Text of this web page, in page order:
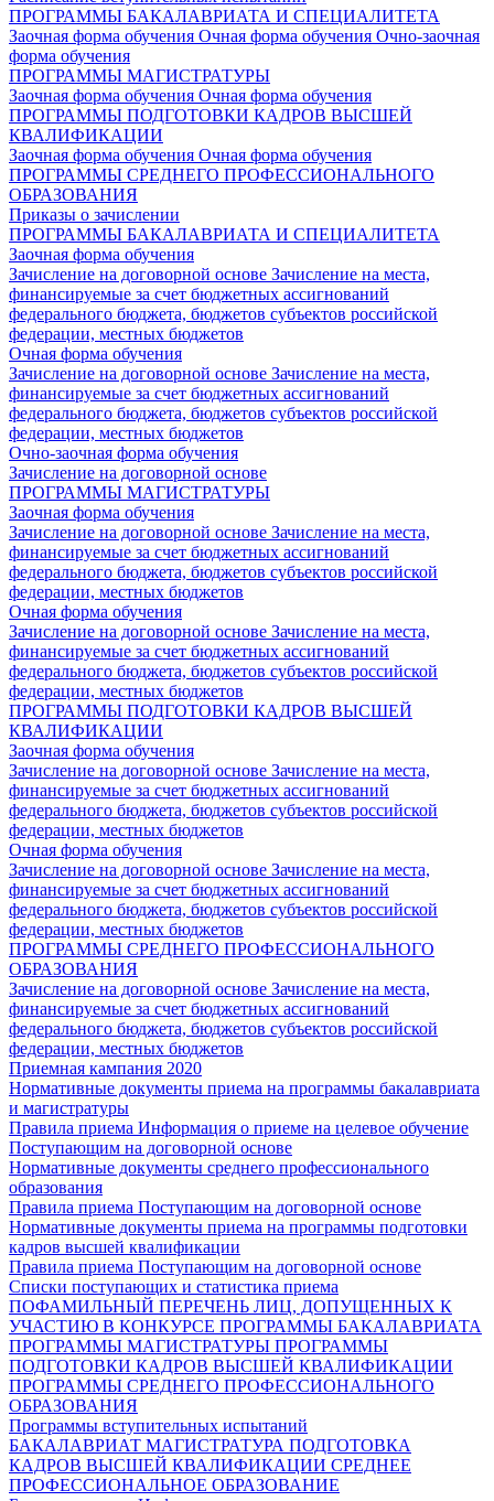
ПРОГРАММЫ БАКАЛАВРИАТА И СПЕЦИАЛИТЕТА
Заочная форма обучения Очная форма обучения Очно-заочная
форма обучения
ПРОГРАММЫ МАГИСТРАТУРЫ
Заочная форма обучения Очная форма обучения
ПРОГРАММЫ ПОДГОТОВКИ КАДРОВ ВЫСШЕЙ
КВАЛИФИКАЦИИ
Заочная форма обучения Очная форма обучения
ПРОГРАММЫ СРЕДНЕГО ПРОФЕССИОНАЛЬНОГО
ОБРАЗОВАНИЯ
Приказы о зачислении
ПРОГРАММЫ БАКАЛАВРИАТА И СПЕЦИАЛИТЕТА
Заочная форма обучения
Зачисление на договорной основе Зачисление на места,
финансируемые за счет бюджетных ассигнований
федерального бюджета, бюджетов субъектов российской
федерации, местных бюджетов
Очная форма обучения
Зачисление на договорной основе Зачисление на места,
финансируемые за счет бюджетных ассигнований
федерального бюджета, бюджетов субъектов российской
федерации, местных бюджетов
Очно-заочная форма обучения
Зачисление на договорной основе
ПРОГРАММЫ МАГИСТРАТУРЫ
Заочная форма обучения
Зачисление на договорной основе Зачисление на места,
финансируемые за счет бюджетных ассигнований
федерального бюджета, бюджетов субъектов российской
федерации, местных бюджетов
Очная форма обучения
Зачисление на договорной основе Зачисление на места,
финансируемые за счет бюджетных ассигнований
федерального бюджета, бюджетов субъектов российской
федерации, местных бюджетов
ПРОГРАММЫ ПОДГОТОВКИ КАДРОВ ВЫСШЕЙ
КВАЛИФИКАЦИИ
Заочная форма обучения
Зачисление на договорной основе Зачисление на места,
финансируемые за счет бюджетных ассигнований
федерального бюджета, бюджетов субъектов российской
федерации, местных бюджетов
Очная форма обучения
Зачисление на договорной основе Зачисление на места,
финансируемые за счет бюджетных ассигнований
федерального бюджета, бюджетов субъектов российской
федерации, местных бюджетов
ПРОГРАММЫ СРЕДНЕГО ПРОФЕССИОНАЛЬНОГО
ОБРАЗОВАНИЯ
Зачисление на договорной основе Зачисление на места,
финансируемые за счет бюджетных ассигнований
федерального бюджета, бюджетов субъектов российской
федерации, местных бюджетов
Приемная кампания 2020
Нормативные документы приема на программы бакалавриата
и магистратуры
Правила приема Информация о приеме на целевое обучение
Поступающим на договорной основе
Нормативные документы среднего профессионального
образования
Правила приема Поступающим на договорной основе
Нормативные документы приема на программы подготовки
кадров высшей квалификации
Правила приема Поступающим на договорной основе
Списки поступающих и статистика приема
ПОФАМИЛЬНЫЙ ПЕРЕЧЕНЬ ЛИЦ, ДОПУЩЕННЫХ К
УЧАСТИЮ В КОНКУРСЕ ПРОГРАММЫ БАКАЛАВРИАТА
ПРОГРАММЫ МАГИСТРАТУРЫ ПРОГРАММЫ
ПОДГОТОВКИ КАДРОВ ВЫСШЕЙ КВАЛИФИКАЦИИ
ПРОГРАММЫ СРЕДНЕГО ПРОФЕССИОНАЛЬНОГО
ОБРАЗОВАНИЯ
Программы вступительных испытаний
БАКАЛАВРИАТ МАГИСТРАТУРА ПОДГОТОВКА
КАДРОВ ВЫСШЕЙ КВАЛИФИКАЦИИ СРЕДНЕЕ
ПРОФЕССИОНАЛЬНОЕ ОБРАЗОВАНИЕ